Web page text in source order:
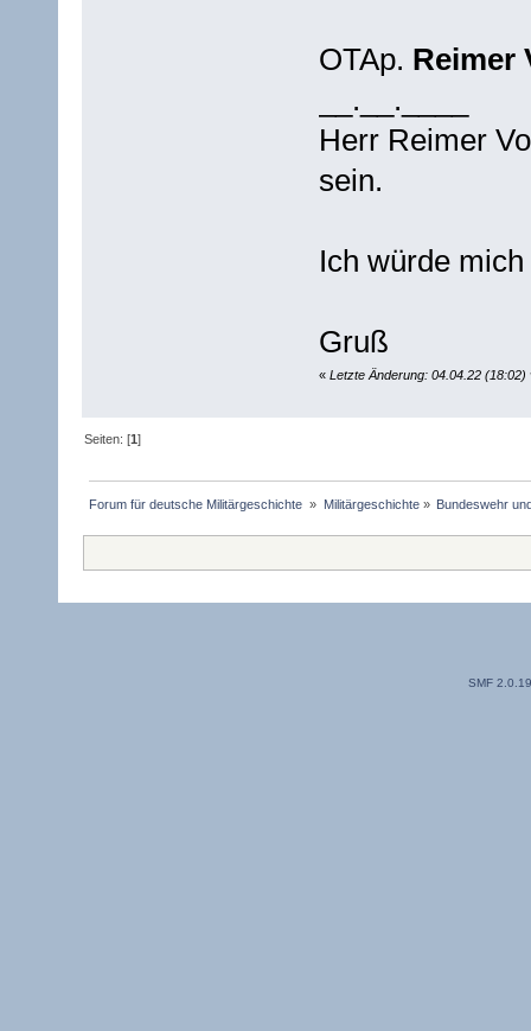
OTAp. Reimer
__.__.____
Herr Reimer
sein.
Ich würde
Gruß
« Letzte Änderung: 04.04.22
Seiten: [1]
Forum für deutsche Militärgeschichte » Militärgeschichte» Bundeswehr
SMF 2.0.19